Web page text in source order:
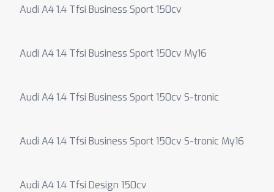
Audi A4 1.4 Tfsi Business Sport 150cv
Audi A4 1.4 Tfsi Business Sport 150cv My16
Audi A4 1.4 Tfsi Business Sport 150cv S-tronic
Audi A4 1.4 Tfsi Business Sport 150cv S-tronic My16
Audi A4 1.4 Tfsi Design 150cv